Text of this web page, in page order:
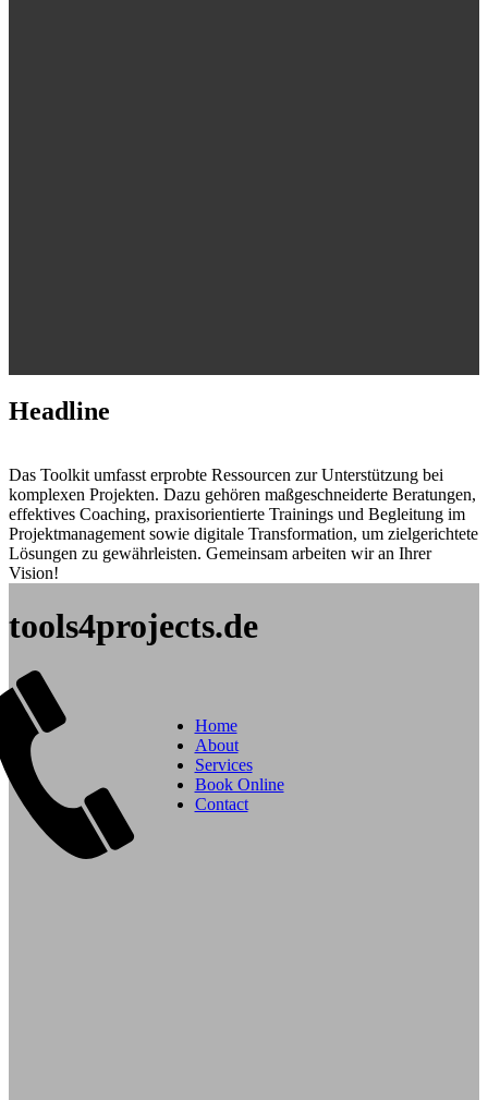
Headline
Das Toolkit umfasst erprobte Ressourcen zur Unterstützung bei
komplexen Projekten. Dazu gehören maßgeschneiderte Beratungen,
effektives Coaching, praxisorientierte Trainings und Begleitung im
Projektmanagement sowie digitale Transformation, um zielgerichtete
Lösungen zu gewährleisten. Gemeinsam arbeiten wir an Ihrer
Vision!
tools4projects.de
Home
About
Services
Book Online
Contact